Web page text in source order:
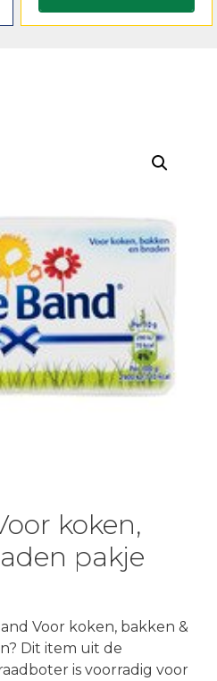
koken,
pakje
Voor koken, bakken &
Dit item uit de
is voorradig voor